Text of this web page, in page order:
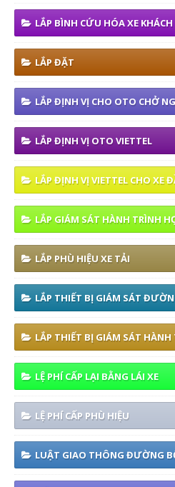
LẮP BÌNH CỨU HÓA XE KHÁCH
LẮP ĐẶT
LẮP ĐỊNH VỊ CHO OTO CHỞ
LẮP ĐỊNH VỊ OTO VIETTEL
LẮP ĐỊNH VỊ VIETTEL CHO XE
LẮP GIÁM SÁT HÀNH TRÌNH
LẮP PHÙ HIỆU XE TẢI
LẮP THIẾT BỊ GIÁM SÁT
LẮP THIẾT BỊ GIÁM SÁT HÀNH
LỆ PHÍ CẤP LẠI BẰNG LÁI XE
LỆ PHÍ CẤP PHÙ HIỆU
LUẬT GIAO THÔNG ĐƯỜNG